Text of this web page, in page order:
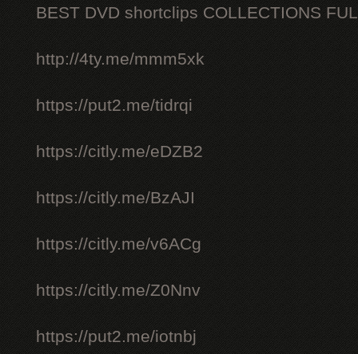
BEST DVD shortclips COLLECTIONS
http://4ty.me/mmm5xk
https://put2.me/tidrqi
https://citly.me/eDZB2
https://citly.me/BzAJI
https://citly.me/v6ACg
https://citly.me/Z0Nnv
https://put2.me/iotnbj